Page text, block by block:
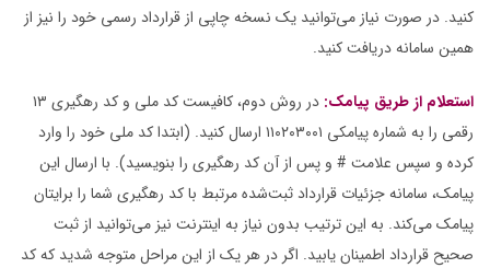
کنید. در صورت نیاز می‌توانید یک نسخه چاپی از قرارداد رسمی خود را نیز از
همین سامانه دریافت کنید.
استعلام از طریق پیامک:
در روش دوم، کافیست کد ملی و کد رهگیری ۱۳
رقمی را به شماره پیامکی ۱۱۰۲۰۳۰۰۱ ارسال کنید. (ابتدا کد ملی خود را وارد
کرده و سپس علامت # و پس از آن کد رهگیری را بنویسید). با ارسال این
پیامک، سامانه جزئیات قرارداد ثبت‌شده مرتبط با کد رهگیری شما را برایتان
پیامک می‌کند. به این ترتیب بدون نیاز به اینترنت نیز می‌توانید از ثبت
صحیح قرارداد اطمینان یابید. اگر در هر یک از این مراحل متوجه شدید که کد